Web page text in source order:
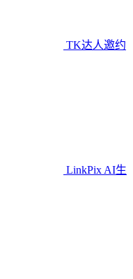
TK达人邀约
LinkPix AI生